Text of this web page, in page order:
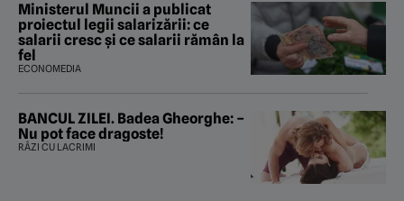
Ministerul Muncii a publicat
proiectul legii salarizării: ce
salarii cresc și ce salarii rămân la
fel
ECONOMEDIA
BANCUL ZILEI. Badea Gheorghe: –
Nu pot face dragoste!
RÂZI CU LACRIMI